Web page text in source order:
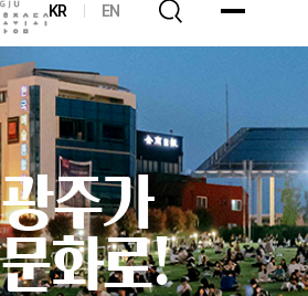
KR EN
광주가
문화로!